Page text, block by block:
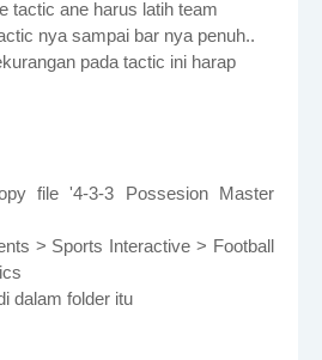
tactic ane harus latih team
nya sampai bar nya penuh..
pada tactic ini harap
file '4-3-3 Possesion Master
> Sports Interactive > Football
dalam folder itu